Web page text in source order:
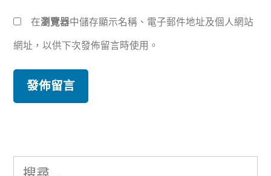
在瀏覽器中儲存顯示名稱、電子郵件地址及個人網站
網址，以供下次發佈留言時使用。
搜